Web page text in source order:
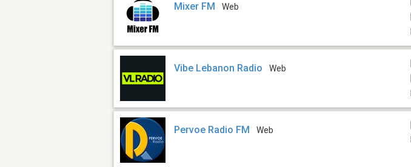
Mixer FM Web
Vibe Lebanon Radio Web
Pervoe Radio FM Web